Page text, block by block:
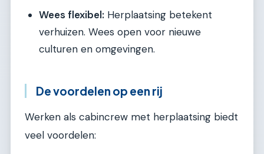
Wees flexibel: Herplaatsing betekent
verhuizen. Wees open voor nieuwe
culturen en omgevingen.
De voordelen op een rij
Werken als cabincrew met herplaatsing biedt
veel voordelen: